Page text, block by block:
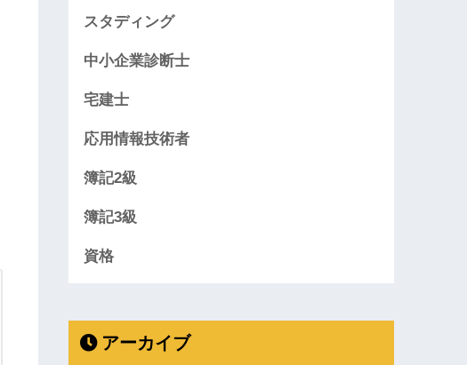
スタディング
中小企業診断士
宅建士
応用情報技術者
簿記2級
簿記3級
資格
アーカイブ